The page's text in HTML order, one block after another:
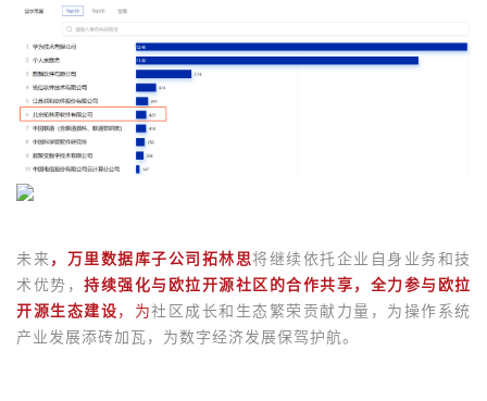
未来 ，万里数据库子公司拓林思将继续依托企业自身业务和技
术优势， 持续强化与欧拉开源社区的合作共享，全力参与欧拉
开源生态建设 ，为社区成长和生态繁荣贡献力量，为操作系统
产业发展添砖加瓦，为数字经济发展保驾护航。